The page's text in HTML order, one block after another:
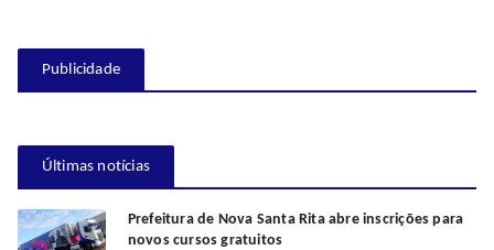
Publicidade
Últimas notícias
Prefeitura de Nova Santa Rita abre inscrições para
novos cursos gratuitos